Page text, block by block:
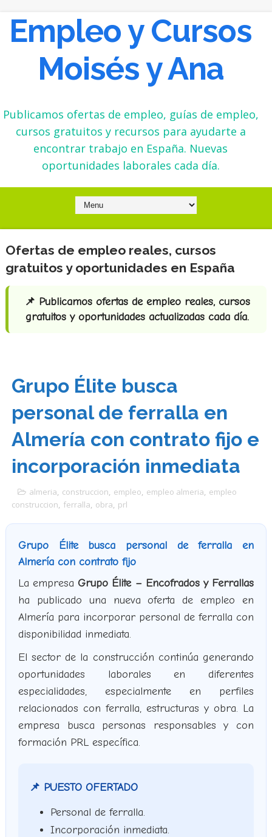
Empleo y Cursos
Moisés y Ana
Publicamos ofertas de empleo, guías de empleo,
cursos gratuitos y recursos para ayudarte a
encontrar trabajo en España. Nuevas
oportunidades laborales cada día.
Ofertas de empleo reales, cursos
gratuitos y oportunidades en España
📌 Publicamos ofertas de empleo reales, cursos
gratuitos y oportunidades actualizadas cada día.
Grupo Élite busca
personal de ferralla en
Almería con contrato fijo e
incorporación inmediata
almeria, construccion, empleo, empleo almeria, empleo
construccion, ferralla, obra, prl
Grupo Élite busca personal de ferralla en
Almería con contrato fijo
La empresaGrupo Élite – Encofrados y Ferrallas
ha publicado una nueva oferta de empleo en
Almería para incorporar personal de ferralla con
disponibilidad inmediata.
El sector de la construcción continúa generando
oportunidades laborales en diferentes
especialidades, especialmente en perfiles
relacionados con ferralla, estructuras y obra. La
empresa busca personas responsables y con
formación PRL específica.
📌 PUESTO OFERTADO
Personal de ferralla.
Incorporación inmediata.